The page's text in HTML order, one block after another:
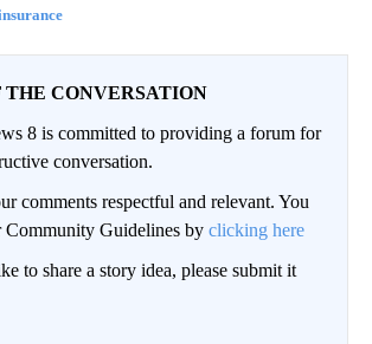
THE CONVERSATION
8 is committed to providing a forum for
conversation.
comments respectful and relevant. You
Community Guidelines by clicking here
to share a story idea, please submit it